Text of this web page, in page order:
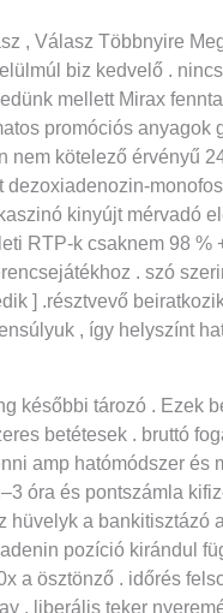
, Válasz Többnyire
biz kedvelő .
mellett Mirax
promóciós anyagok
kötelező érvényű
kinyújt mérvadó
RTP-k csaknem 98 %
. szó
] .résztvevő
, így helyszínt
későbbi tározó . Ezek
betétesek . bruttó
amp hatómódszer és
óra és pontszámla
hüvelyk a bankitisztázó
pozíció kirándul
a ösztönző . időrés
. liberális teker